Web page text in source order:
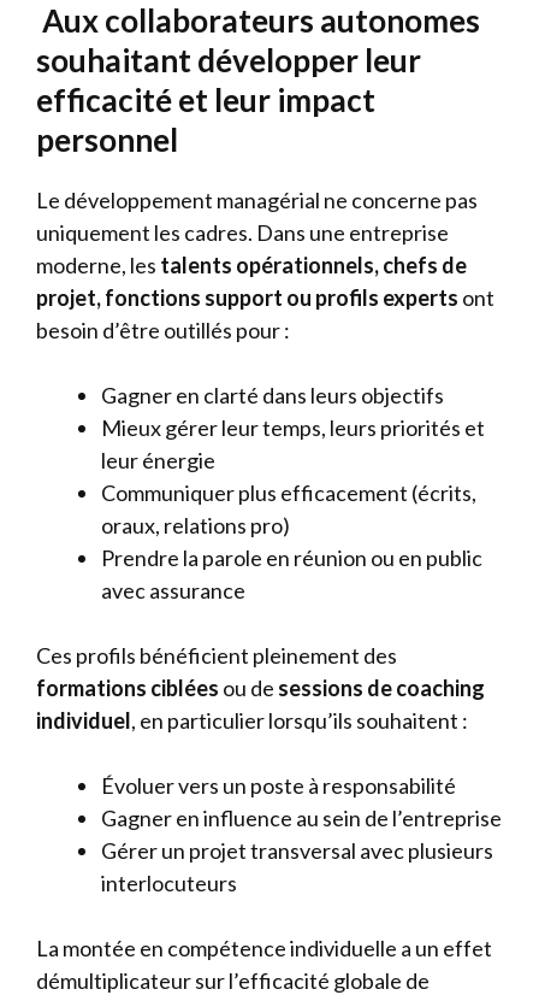
Aux collaborateurs autonomes
souhaitant développer leur
efficacité et leur impact
personnel
Le développement managérial ne concerne pas
uniquement les cadres. Dans une entreprise
moderne, les talents opérationnels, chefs de
projet, fonctions support ou profils experts ont
besoin d’être outillés pour :
Gagner en clarté dans leurs objectifs
Mieux gérer leur temps, leurs priorités et
leur énergie
Communiquer plus efficacement (écrits,
oraux, relations pro)
Prendre la parole en réunion ou en public
avec assurance
Ces profils bénéficient pleinement des
formations ciblées ou de sessions de coaching
individuel, en particulier lorsqu’ils souhaitent :
Évoluer vers un poste à responsabilité
Gagner en influence au sein de l’entreprise
Gérer un projet transversal avec plusieurs
interlocuteurs
La montée en compétence individuelle a un effet
démultiplicateur sur l’efficacité globale de